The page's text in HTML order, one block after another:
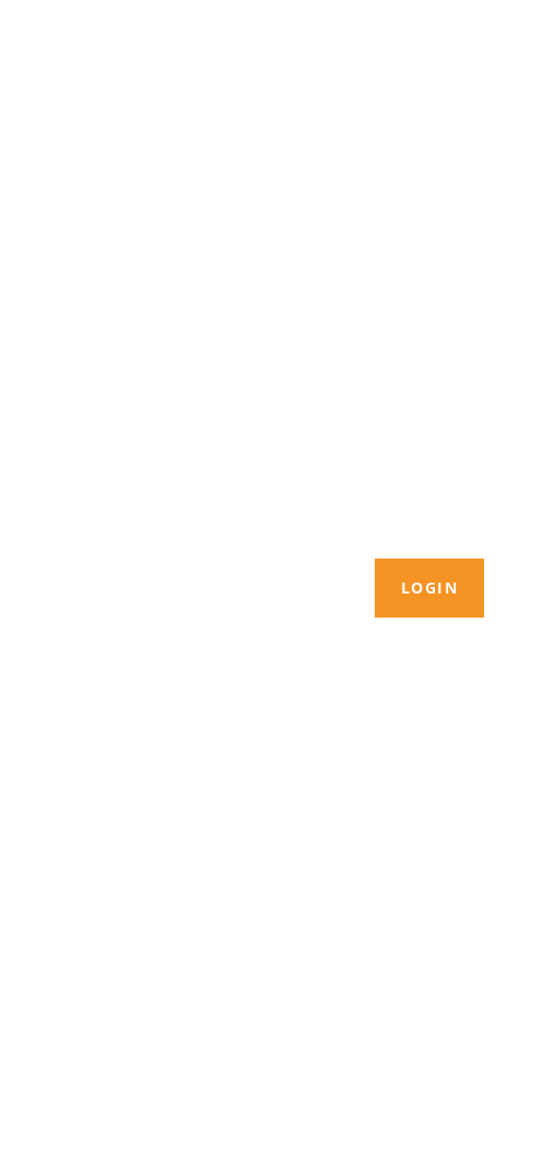
LOGIN